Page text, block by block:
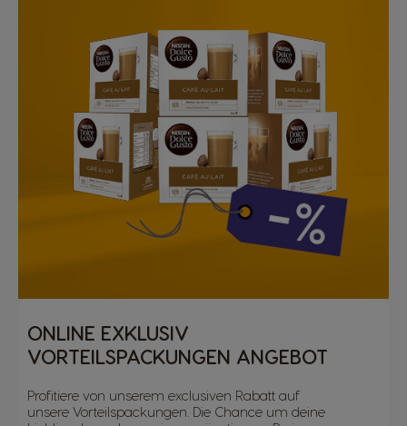
ONLINE EXKLUSIV
VORTEILSPACKUNGEN ANGEBOT
Profitiere von unserem exclusiven Rabatt auf
unsere Vorteilspackungen. Die Chance um deine